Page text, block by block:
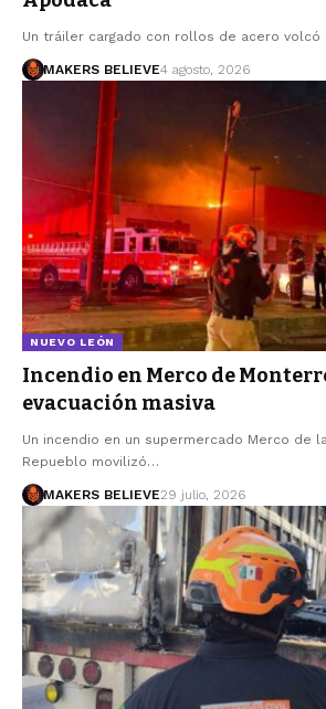
Un tráiler cargado con rollos de acero
MAKERS BELIEVE4 agosto, 2026
NUEVO LEÓN
Incendio en Merco de
evacuación masiva
Un incendio en un supermercado Merco de
Repueblo movilizó…
MAKERS BELIEVE29 julio, 2026